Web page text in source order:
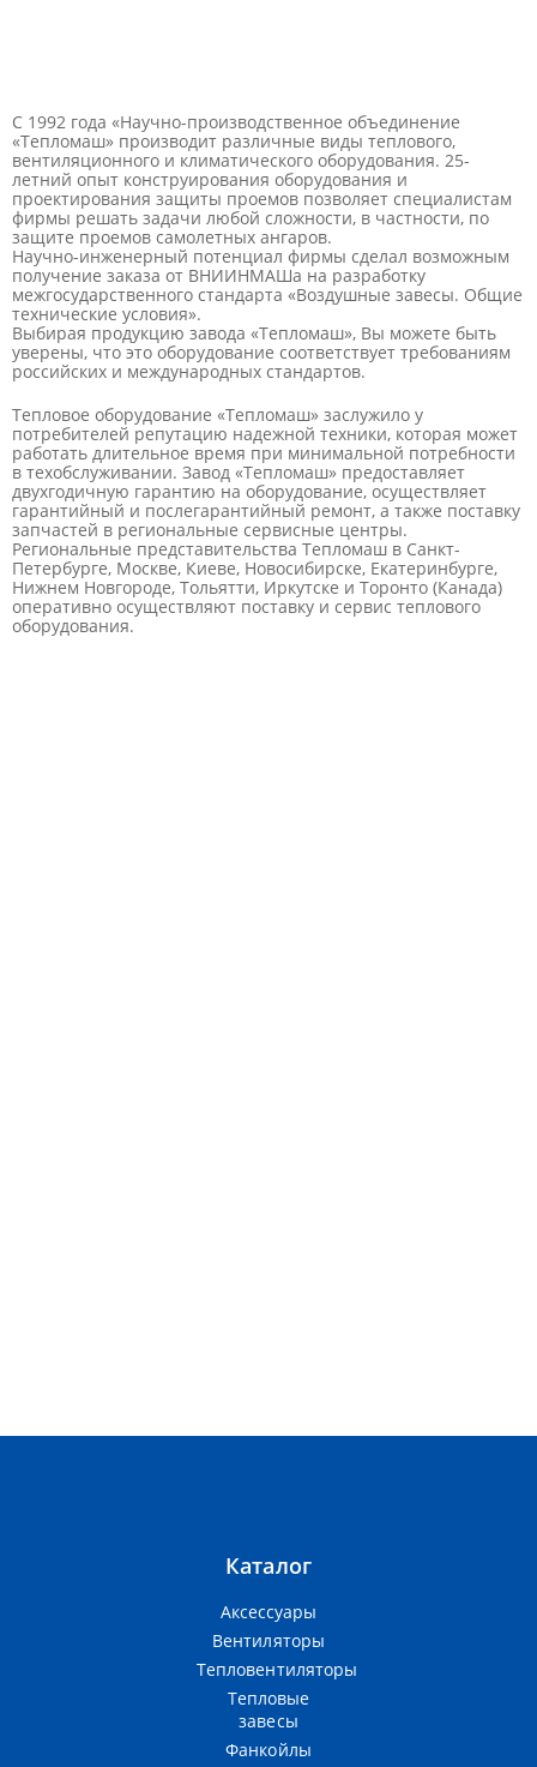
С 1992 года «Научно-производственное объединение
«Тепломаш» производит различные виды теплового,
вентиляционного и климатического оборудования. 25-
летний опыт конструирования оборудования и
проектирования защиты проемов позволяет специалистам
фирмы решать задачи любой сложности, в частности, по
защите проемов самолетных ангаров.
Научно-инженерный потенциал фирмы сделал возможным
получение заказа от ВНИИНМАШа на разработку
межгосударственного стандарта «Воздушные завесы. Общие
технические условия».
Выбирая продукцию завода «Тепломаш», Вы можете быть
уверены, что это оборудование соответствует требованиям
российских и международных стандартов.
Тепловое оборудование «Тепломаш» заслужило у
потребителей репутацию надежной техники, которая может
работать длительное время при минимальной потребности
в техобслуживании. Завод «Тепломаш» предоставляет
двухгодичную гарантию на оборудование, осуществляет
гарантийный и послегарантийный ремонт, а также поставку
запчастей в региональные сервисные центры.
Региональные представительства Тепломаш в Санкт-
Петербурге, Москве, Киеве, Новосибирске, Екатеринбурге,
Нижнем Новгороде, Тольятти, Иркутске и Торонто (Канада)
оперативно осуществляют поставку и сервис теплового
оборудования.
Каталог
Аксессуары
Вентиляторы
Тепловентиляторы
Тепловые
завесы
Фанкойлы